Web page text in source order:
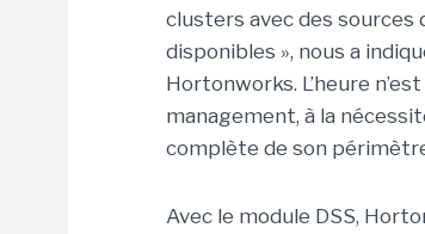
clusters avec des
disponibles », nous a
Hortonworks. L’heure
management, à la
complète de son
Avec le module DSS,